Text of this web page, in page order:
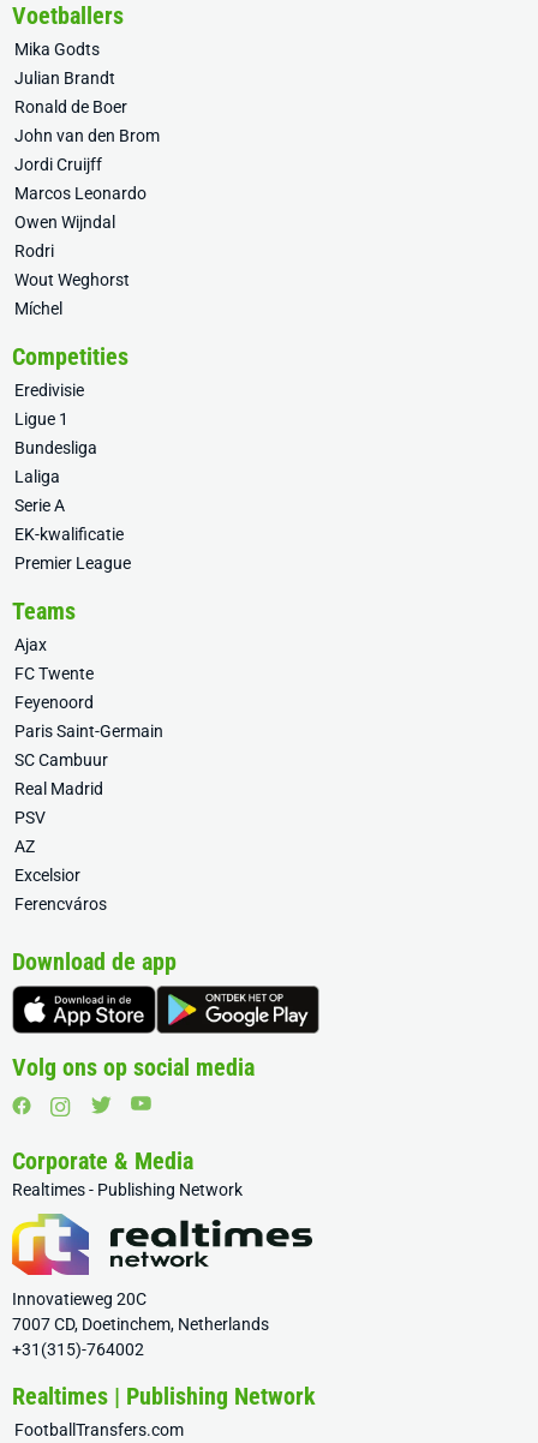
Voetballers
Mika Godts
Julian Brandt
Ronald de Boer
John van den Brom
Jordi Cruijff
Marcos Leonardo
Owen Wijndal
Rodri
Wout Weghorst
Míchel
Competities
Eredivisie
Ligue 1
Bundesliga
Laliga
Serie A
EK-kwalificatie
Premier League
Teams
Ajax
FC Twente
Feyenoord
Paris Saint-Germain
SC Cambuur
Real Madrid
PSV
AZ
Excelsior
Ferencváros
Download de app
Volg ons op social media
Corporate & Media
Realtimes - Publishing Network
Innovatieweg 20C
7007 CD, Doetinchem, Netherlands
+31(315)-764002
Realtimes | Publishing Network
FootballTransfers.com